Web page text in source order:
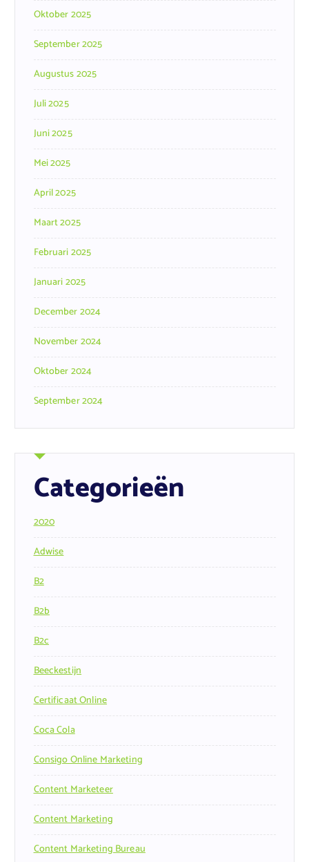
Oktober 2025
September 2025
Augustus 2025
Juli 2025
Juni 2025
Mei 2025
April 2025
Maart 2025
Februari 2025
Januari 2025
December 2024
November 2024
Oktober 2024
September 2024
Categorieën
2020
Adwise
B2
B2b
B2c
Beeckestijn
Certificaat Online
Coca Cola
Consigo Online Marketing
Content Marketeer
Content Marketing
Content Marketing Bureau